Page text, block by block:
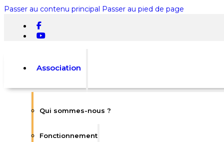
Passer au contenu principal Passer au pied de page
Rechercher
Association
Qui sommes-nous ?
Fonctionnement